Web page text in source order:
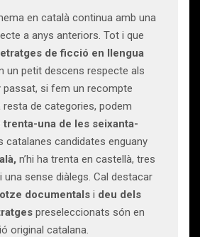
en català continua amb una
a anys anteriors. Tot i que
de ficció en llengua
un petit descens respecte als
passat, si fem un recompte
de categories, podem
trenta-una de les seixanta-
catalanes candidates enguany
n’hi ha trenta en castellà, tres
una sense diàlegs. Cal destacar
documentalsi deu dels
preseleccionats són en
original catalana.